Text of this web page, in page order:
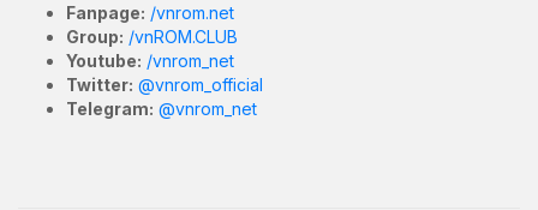
Fanpage: /vnrom.net
Group: /vnROM.CLUB
Youtube: /vnrom_net
Twitter: @vnrom_official
Telegram: @vnrom_net